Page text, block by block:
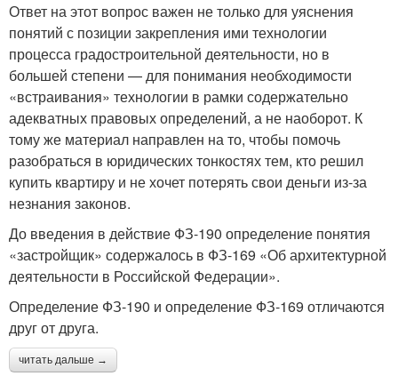
Ответ на этот вопрос важен не только для уяснения
понятий с позиции закрепления ими технологии
процесса градостроительной деятельности, но в
большей степени — для понимания необходимости
«встраивания» технологии в рамки содержательно
адекватных правовых определений, а не наоборот. К
тому же материал направлен на то, чтобы помочь
разобраться в юридических тонкостях тем, кто решил
купить квартиру и не хочет потерять свои деньги из-за
незнания законов.
До введения в действие ФЗ-190 определение понятия
«застройщик» содержалось в ФЗ-169 «Об архитектурной
деятельности в Российской Федерации».
Определение ФЗ-190 и определение ФЗ-169 отличаются
друг от друга.
читать дальше →